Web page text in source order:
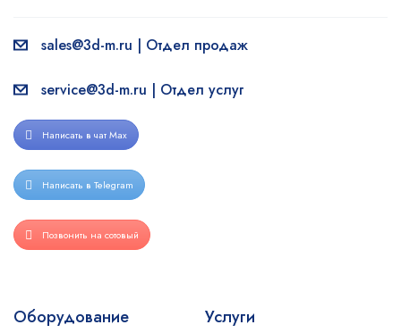
sales@3d-m.ru | Отдел продаж
service@3d-m.ru | Отдел услуг
Написать в чат Max
Написать в Telegram
Позвонить на сотовый
Оборудование Услуги